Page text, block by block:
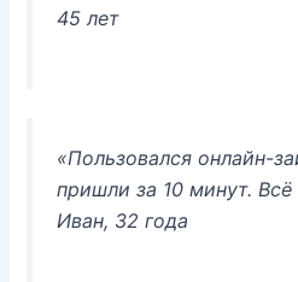
45 лет
«Пользовался онлайн-
пришли за 10 минут. Всё
Иван, 32 года